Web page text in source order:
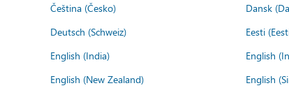
Čeština (Česko) Dansk
Deutsch (Schweiz)
Eesti
English (India)
English
English (New Zealand)
English